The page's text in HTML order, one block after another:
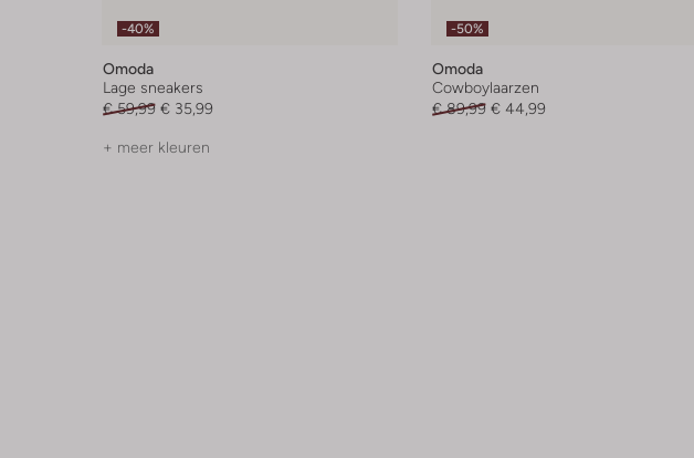
-40%
Omoda
Lage sneakers
€ 59,99 € 35,99
+ meer kleuren
-50%
Omoda
Cowboylaarzen
€ 89,99 € 44,99